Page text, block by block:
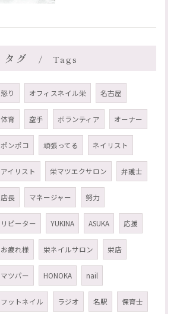
タグ Tags
怒り オフィスネイル栄 名古屋
体育 空手 ボランティア オーナー
ポンポコ 頑張ってる ネイリスト
アイリスト 栄マツエクサロン 弁護士
店長 マネージャー 努力
リピーター YUKINA ASUKA 応援
お疲れ様 栄ネイルサロン 栄店
マツパー HONOKA nail
フットネイル ラジオ 名駅 保育士